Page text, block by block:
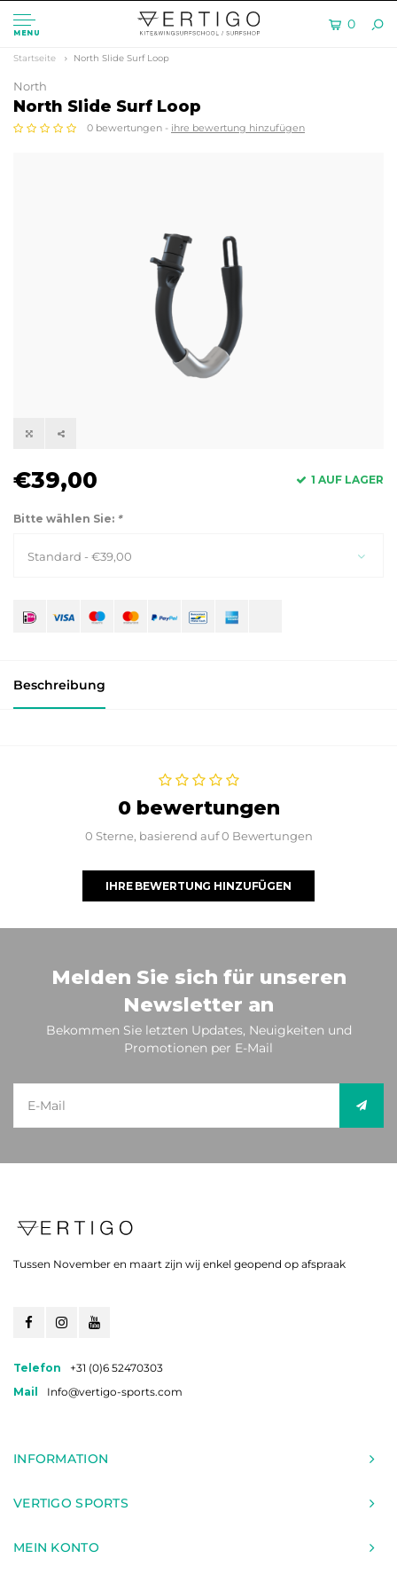
MENU
0
Startseite North Slide Surf Loop
North
North Slide Surf Loop
0 bewertungen - ihre bewertung hinzufügen
€39,00 1 AUF LAGER
Bitte wählen Sie: *
Standard - €39,00
Beschreibung
0 bewertungen
0 Sterne, basierend auf 0 Bewertungen
IHRE BEWERTUNG HINZUFÜGEN
Melden Sie sich für unseren
Newsletter an
Bekommen Sie letzten Updates, Neuigkeiten und
Promotionen per E-Mail
Tussen November en maart zijn wij enkel geopend op afspraak
Telefon
+31 (0)6 52470303
Mail
Info@vertigo-sports.com
INFORMATION
VERTIGO SPORTS
MEIN KONTO